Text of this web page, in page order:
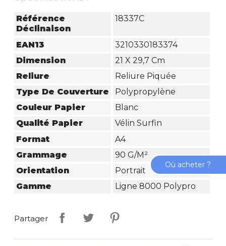
Référence
Déclinaison
18337C
EAN13
3210330183374
Dimension
21 X 29,7 Cm
Reliure
Reliure Piquée
Type De Couverture
Polypropylène
Couleur Papier
Blanc
Qualité Papier
Vélin Surfin
Format
A4
Grammage
90 G/m²
Orientation
Portrait
Gamme
Ligne 8000 Polypro
Partager
Où acheter ?